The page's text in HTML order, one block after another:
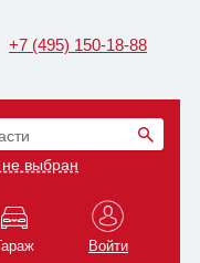
+7 (495) 150-18-88
не выбран
Войти